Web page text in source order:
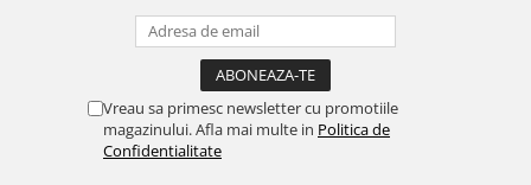
Vreau sa primesc newsletter cu promotiile
magazinului. Afla mai multe in Politica de
Confidentialitate